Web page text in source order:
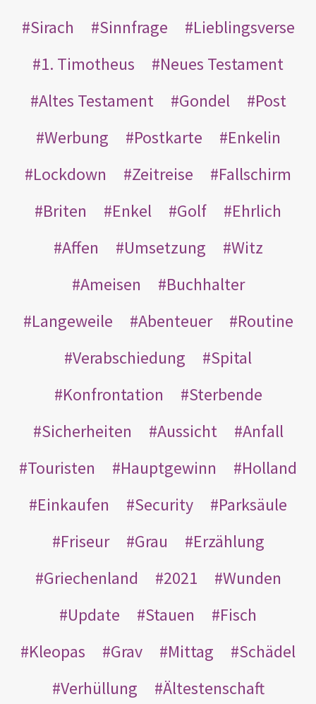
Sirach
Sinnfrage
Lieblingsverse
1. Timotheus
Neues Testament
Altes Testament
Gondel
Post
Werbung
Postkarte
Enkelin
Lockdown
Zeitreise
Fallschirm
Briten
Enkel Golf
Ehrlich
Affen
Umsetzung
Witz
Ameisen
Buchhalter
Langeweile
Abenteuer
Routine
Verabschiedung
Spital
Konfrontation
Sterbende
Sicherheiten
Aussicht
Anfall
Touristen
Hauptgewinn
Holland
Einkaufen
Security
Parksäule
Friseur
Grau
Erzählung
Griechenland
2021
Wunden
Update
Stauen
Fisch
Kleopas
Grav Mittag
Schädel
Verhüllung
Ältestenschaft